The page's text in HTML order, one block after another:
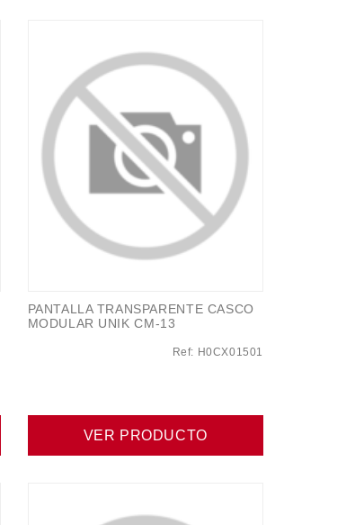
PANTALLA TRANSPARENTE CASCO
MODULAR UNIK CM-13
Ref: H0CX01501
VER PRODUCTO